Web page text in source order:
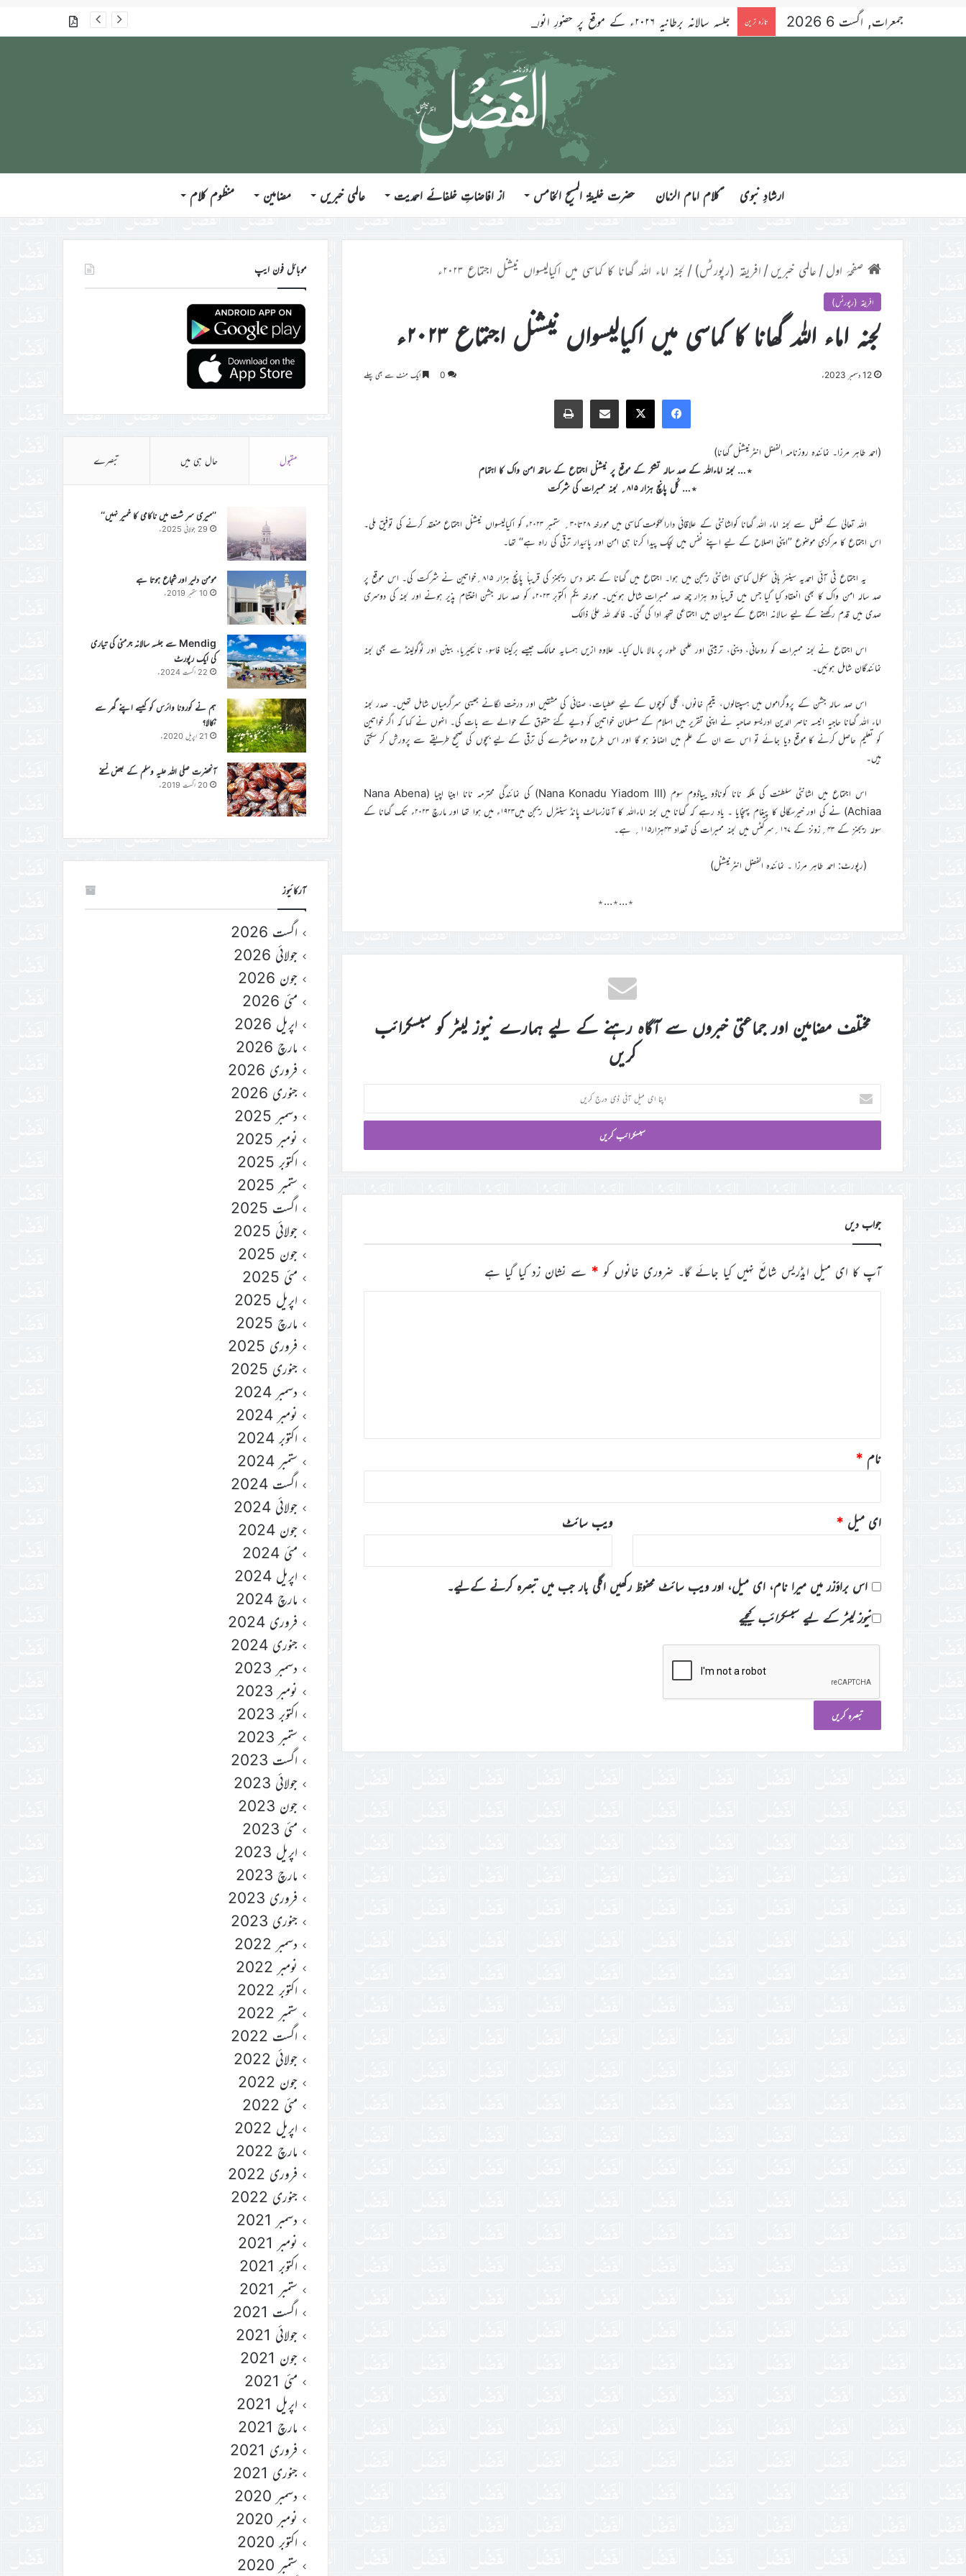
جمعرات, اگست 6 2026 تازہ ترین گذشتہ شمارے
ارشادِ نبوی ؑکلام امام الزمان حضرت خلیفۃ المسیح الخامس از افاضاتِ خلفائے احمدیت عالمی خبریں مضامین منظوم کلام
صفحۂ اول/ عالمی خبریں/ افریقہ (رپورٹس) / لجنہ اماء اللہ گھانا کا کماسی میں اکیالیسواں نیشنل اجتماع ۲۰۲۳ء
افریقہ (رپورٹس)
لجنہ اماء اللہ گھانا کا کماسی میں اکیالیسواں نیشنل اجتماع ۲۰۲۳ء
12 دسمبر 2023ء 0 ایک منٹ سے بھی پہلے
Facebook
X
Share via Email
Print
(احمد طاہر مرزا۔ نمائندہ روزنامہ الفضل انٹرنیشنل گھانا)
٭… لجنہ اماءاللہ کے صد سالہ تشکر کے موقع پر نیشنل اجتماع کے ساتھ امن واک کا اہتمام
٭… کُل پانچ ہزار ۸۱۵؍ لجنہ ممبرات کی شرکت
اللہ تعالیٰ کے فضل سے لجنہ اماء اللہ گھانا کواشانٹی کے علاقائی دارالحکومت کماسی میں مورخہ ۲۸تا۳۰؍ ستمبر ۲۰۲۳ء کو اکیالیسواں نیشنل اجتماع منعقد کرنے کی توفیق ملی۔
اس اجتماع کا مرکزی موضوع ’’اپنی اصلاح کے لیے اپنے نفس میں لچک پیدا کرنا ہی امن اور پائیدار ترقی کی راہ ہے‘‘ تھا۔
یہ اجتماع ٹی آئی احمدیہ سینئر ہائی سکول کماسی اشانٹی ریجن میں ہوا۔ اجتماع میں گھانا کے جملہ دس ریجنز کی قریباً پانچ ہزار ۸۱۵؍خواتین نے شرکت کی۔ اس موقع پر
صد سالہ امن واک کا بھی انعقاد کیا گیا جس میں قریباً دو ہزار چھ صد ممبرات شامل ہوئیں۔ مورخہ یکم اکتوبر ۲۰۲۳ء کو صد سالہ جشن اختتام پذیر ہونے اور لجنہ کی دوسری
صدی میں قدم رکھنے کے لیے سالانہ اجتماع کے میدان میں اجتماعی تہجد ادا کی گئی۔ فالحمد للہ علیٰ ذالک
اس اجتماع نے لجنہ ممبرات کو روحانی، دینی، تربیتی اور علمی طور پر مالا مال کیا۔ علاوہ ازیں ہمسایہ ممالک جیسے برکینا فاسو، نائیجیریا، بینن اور ٹوگولینڈ سے بھی لجنہ
نمائندگان شامل ہوئیں۔
اس صد سالہ جشن کے پروگراموں میں ہسپتالوں، یتیم خانوں، گلی کوچوں کے لیے عطیات، صفائی کی مشقیں اور درخت لگانے جیسی سرگرمیاں شامل تھیں۔ صدر لجنہ
اماء اللہ گھانا حاجیہ انیسہ ناصر الدین ادریسو صاحبہ نے اپنی تقریر میں اسلام کے مسلمان خواتین کو دیے گئے حقوق کے حوالے سے بات کی۔ انہوں نے کہا کہ اگر خواتین
کو تعلیم حاصل کرنے کا موقع دیا جائے تو اس سے ان کے علم میں اضافہ ہو گا اور اس طرح وہ معاشرے کی ترقی کے لیے بچوں کی صحیح طریقے سے پرورش کر سکتی
ہیں۔
اس اجتماع میں اشانٹی سلطنت کی ملکہ نانا کوناڈو ییاڈوم سوم (Nana Konadu Yiadom III) کی نمائندگی محترمہ نانا ابینا اچیا (Nana Abena
Achiaa) نے کی اور خیرسگالی کا پیغام پہنچایا ۔ یاد رہے کہ گھانا میں لجنہ اماءاللہ کا آغازسالٹ پانڈ سینٹرل ریجن میں۱۹۲۳ء میں ہوا تھا اور مارچ ۲۰۲۳ء تک گھانا کے
سولہ ریجنز کے ۴۳؍زونز کے ۱۶۷؍سرکٹس میں لجنہ ممبرات کی تعداد ۴۳ہزار۱۱۵؍ ہے۔
(رپورٹ: احمد طاہر مرزا ۔ نمائندہ الفضل انٹرنیشنل)
٭…٭…٭
مختلف مضامین اور جماعتی خبروں سے آگاہ رہنے کے لیے ہمارے نیوز لیٹر کو سبسکرائب
کریں
اپنا
ای
میل
ڈی
جواب دیں
آپ کا ای میل ایڈریس شائع نہیں کیا جائے گا۔ ضروری خانوں کو * سے نشان زد کیا گیا ہے
نام *
ای میل * ویب‌ سائٹ
اس براؤزر میں میرا نام، ای میل، اور ویب سائٹ محفوظ رکھیں اگلی بار جب میں تبصرہ کرنے کےلیے۔
نیوز لیٹر کے لیے سبسکرائب کیجیے
موبائل فون ایپ
مقبول حال ہی میں تبصرے
’’میری سر شت میں ناکامی کا خمیر نہیں‘‘
29 جولائی 2025ء
مومن دلیر اور شجاع ہوتا ہے
10 ستمبر 2019ء
Mendig سے جلسہ سالانہ جرمنی کی تیاری
کی ایک رپورٹ
22 اگست 2024ء
ہم نے کورونا وائرس کو کیسے اپنے گھر سے
نکالا؟
21 اپریل 2020ء
آنحضرت صلی اللہ علیہ وسلم کے بعض نسخے
20 اگست 2019ء
آرکائیوز
اگست 2026
جولائی 2026
جون 2026
مئی 2026
اپریل 2026
مارچ 2026
فروری 2026
جنوری 2026
دسمبر 2025
نومبر 2025
اکتوبر 2025
ستمبر 2025
اگست 2025
جولائی 2025
جون 2025
مئی 2025
اپریل 2025
مارچ 2025
فروری 2025
جنوری 2025
دسمبر 2024
نومبر 2024
اکتوبر 2024
ستمبر 2024
اگست 2024
جولائی 2024
جون 2024
مئی 2024
اپریل 2024
مارچ 2024
فروری 2024
جنوری 2024
دسمبر 2023
نومبر 2023
اکتوبر 2023
ستمبر 2023
اگست 2023
جولائی 2023
جون 2023
مئی 2023
اپریل 2023
مارچ 2023
فروری 2023
جنوری 2023
دسمبر 2022
نومبر 2022
اکتوبر 2022
ستمبر 2022
اگست 2022
جولائی 2022
جون 2022
مئی 2022
اپریل 2022
مارچ 2022
فروری 2022
جنوری 2022
دسمبر 2021
نومبر 2021
اکتوبر 2021
ستمبر 2021
اگست 2021
جولائی 2021
جون 2021
مئی 2021
اپریل 2021
مارچ 2021
فروری 2021
جنوری 2021
دسمبر 2020
نومبر 2020
اکتوبر 2020
ستمبر 2020